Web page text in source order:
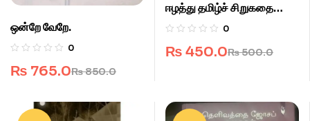
ஒன்றே வேறே.
0
₨850.0
₨ 765.0
ஈழத்து தமிழ்ச் சிறுகதை
வரலாறு.
0
₨500.0
₨ 450.0